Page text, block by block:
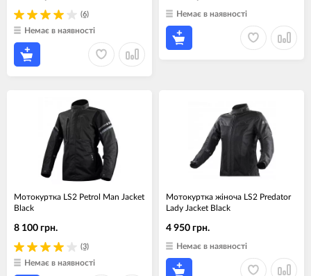
(6)
Немає в наявності
Немає в наявності
Мотокуртка LS2 Petrol Man Jacket
Black
(3)
8 100 грн.
Немає в наявності
Мотокуртка жіноча LS2 Predator
Lady Jacket Black
4 950 грн.
Немає в наявності